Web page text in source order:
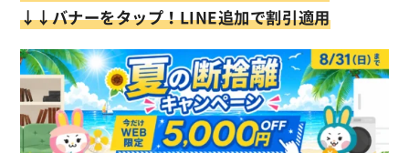
↓↓バナーをタップ！LINE追加で割引適用